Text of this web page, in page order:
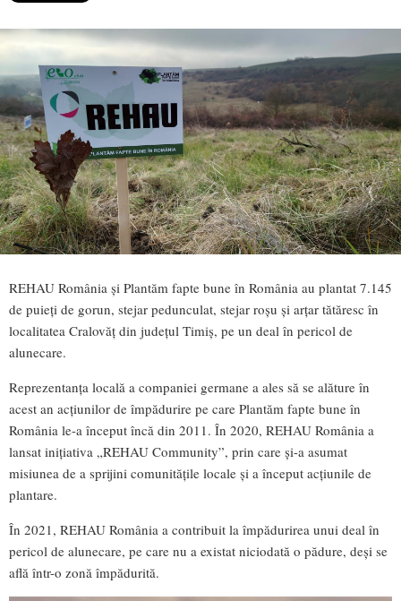
REHAU România și Plantăm fapte bune în România au plantat 7.145
de puieți de gorun, stejar pedunculat, stejar roșu și arțar tătăresc în
localitatea Cralovăț din județul Timiș, pe un deal în pericol de
alunecare.
Reprezentanța locală a companiei germane a ales să se alăture în
acest an acțiunilor de împădurire pe care Plantăm fapte bune în
România le-a început încă din 2011. În 2020, REHAU România a
lansat inițiativa „REHAU Community”, prin care și-a asumat
misiunea de a sprijini comunitățile locale și a început acțiunile de
plantare.
În 2021, REHAU România a contribuit la împădurirea unui deal în
pericol de alunecare, pe care nu a existat niciodată o pădure, deși se
află într-o zonă împădurită.